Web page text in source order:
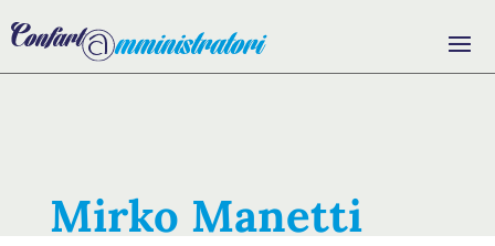
Mirko Manetti